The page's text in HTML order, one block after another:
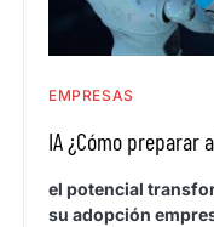
EMPRESAS
IA ¿Cómo preparar
el potencial
su adopción